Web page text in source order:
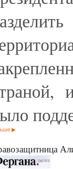
Алина Орлова: